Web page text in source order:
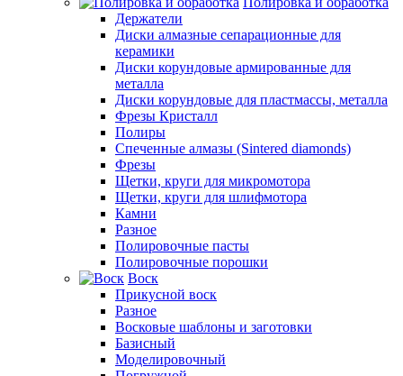
Держатели
Диски алмазные сепарационные для
керамики
Диски корундовые армированные для
металла
Диски корундовые для пластмассы, металла
Фрезы Кристалл
Полиры
Спеченные алмазы (Sintered diamonds)
Фрезы
Щетки, круги для микромотора
Щетки, круги для шлифмотора
Камни
Разное
Полировочные пасты
Полировочные порошки
Воск
Прикусной воск
Разное
Восковые шаблоны и заготовки
Базисный
Моделировочный